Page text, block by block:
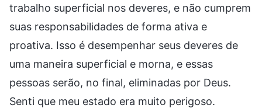
trabalho superficial nos deveres, e não cumprem
suas responsabilidades de forma ativa e
proativa. Isso é desempenhar seus deveres de
uma maneira superficial e morna, e essas
pessoas serão, no final, eliminadas por Deus.
Senti que meu estado era muito perigoso.